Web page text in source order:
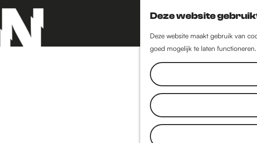
Deze website
Deze website maakt gebruik van
goed mogelijk te laten